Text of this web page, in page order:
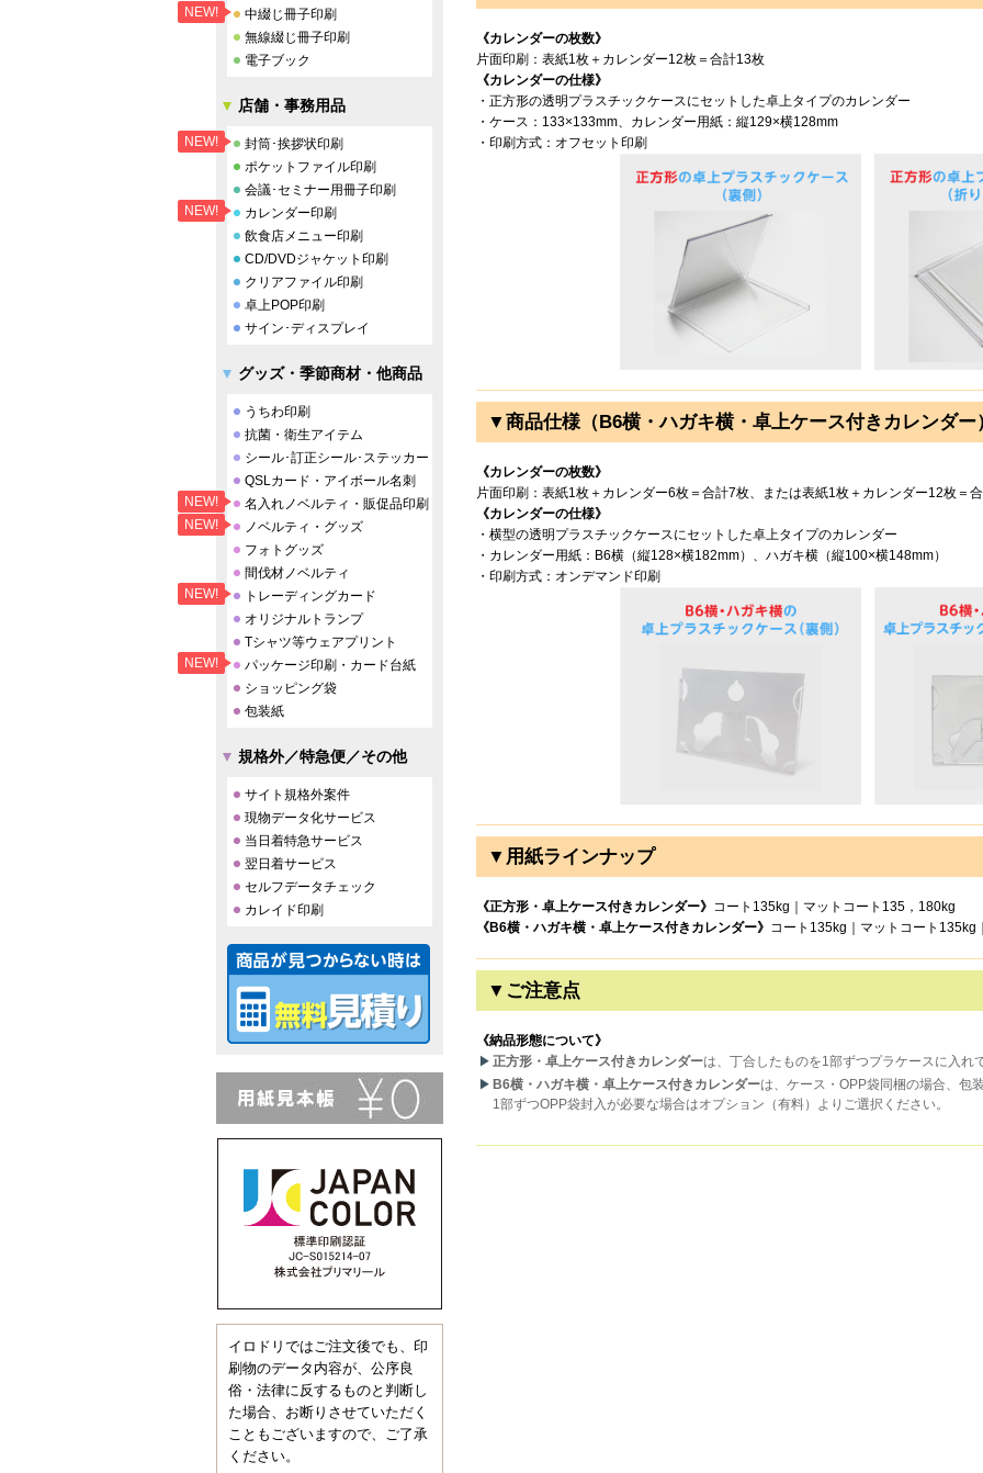
《カレンダーの枚数》
片面印刷：表紙1枚＋カレンダー12枚＝合計13枚
《カレンダーの仕様》
・正方形の透明プラスチックケースにセットした卓上タイプのカレンダー
・ケース：133×133mm、カレンダー用紙：縦129×横128mm
・印刷方式：オフセット印刷
▼商品仕様（B6横・ハガキ横・卓上ケース付きカレンダー
《カレンダーの枚数》
片面印刷：表紙1枚＋カレンダー6枚＝合計7枚、または表紙1枚＋カレンダー12枚＝
《カレンダーの仕様》
・横型の透明プラスチックケースにセットした卓上タイプのカレンダー
・カレンダー用紙：B6横（縦128×横182mm）、ハガキ横（縦100×横148mm）
・印刷方式：オンデマンド印刷
▼用紙ラインナップ
《正方形・卓上ケース付きカレンダー》 コート135kg｜マットコート135，180kg
《B6横・ハガキ横・卓上ケース付きカレンダー》 コート135kg｜マットコート135kg
▼ご注意点
《納品形態について》
正方形・卓上ケース付きカレンダーは、丁合したものを1部ずつプラケースに入れ
B6横・ハガキ横・卓上ケース付きカレンダーは、ケース・OPP袋同梱の場合、包
1部ずつOPP袋封入が必要な場合はオプション（有料）よりご選択ください。
NEW!
中綴じ冊子印刷
無線綴じ冊子印刷
電子ブック
店舗・事務用品
NEW!
封筒･挨拶状印刷
ポケットファイル印刷
会議･セミナー用冊子印刷
NEW!
カレンダー印刷
飲食店メニュー印刷
CD/DVDジャケット印刷
クリアファイル印刷
卓上POP印刷
サイン･ディスプレイ
グッズ・季節商材・他商品
うちわ印刷
抗菌・衛生アイテム
シール･訂正シール･ステッカー
QSLカード・アイボール名刺
NEW! 名入れノベルティ・販促品印刷
NEW!
ノベルティ・グッズ
フォトグッズ
間伐材ノベルティ
NEW!
トレーディングカード
オリジナルトランプ
Tシャツ等ウェアプリント
NEW!
パッケージ印刷・カード台紙
ショッピング袋
包装紙
規格外／特急便／その他
サイト規格外案件
現物データ化サービス
当日着特急サービス
翌日着サービス
セルフデータチェック
カレイド印刷
イロドリではご注文後でも、印
刷物のデータ内容が、公序良
俗・法律に反するものと判断し
た場合、お断りさせていただく
こともございますので、ご了承
ください。